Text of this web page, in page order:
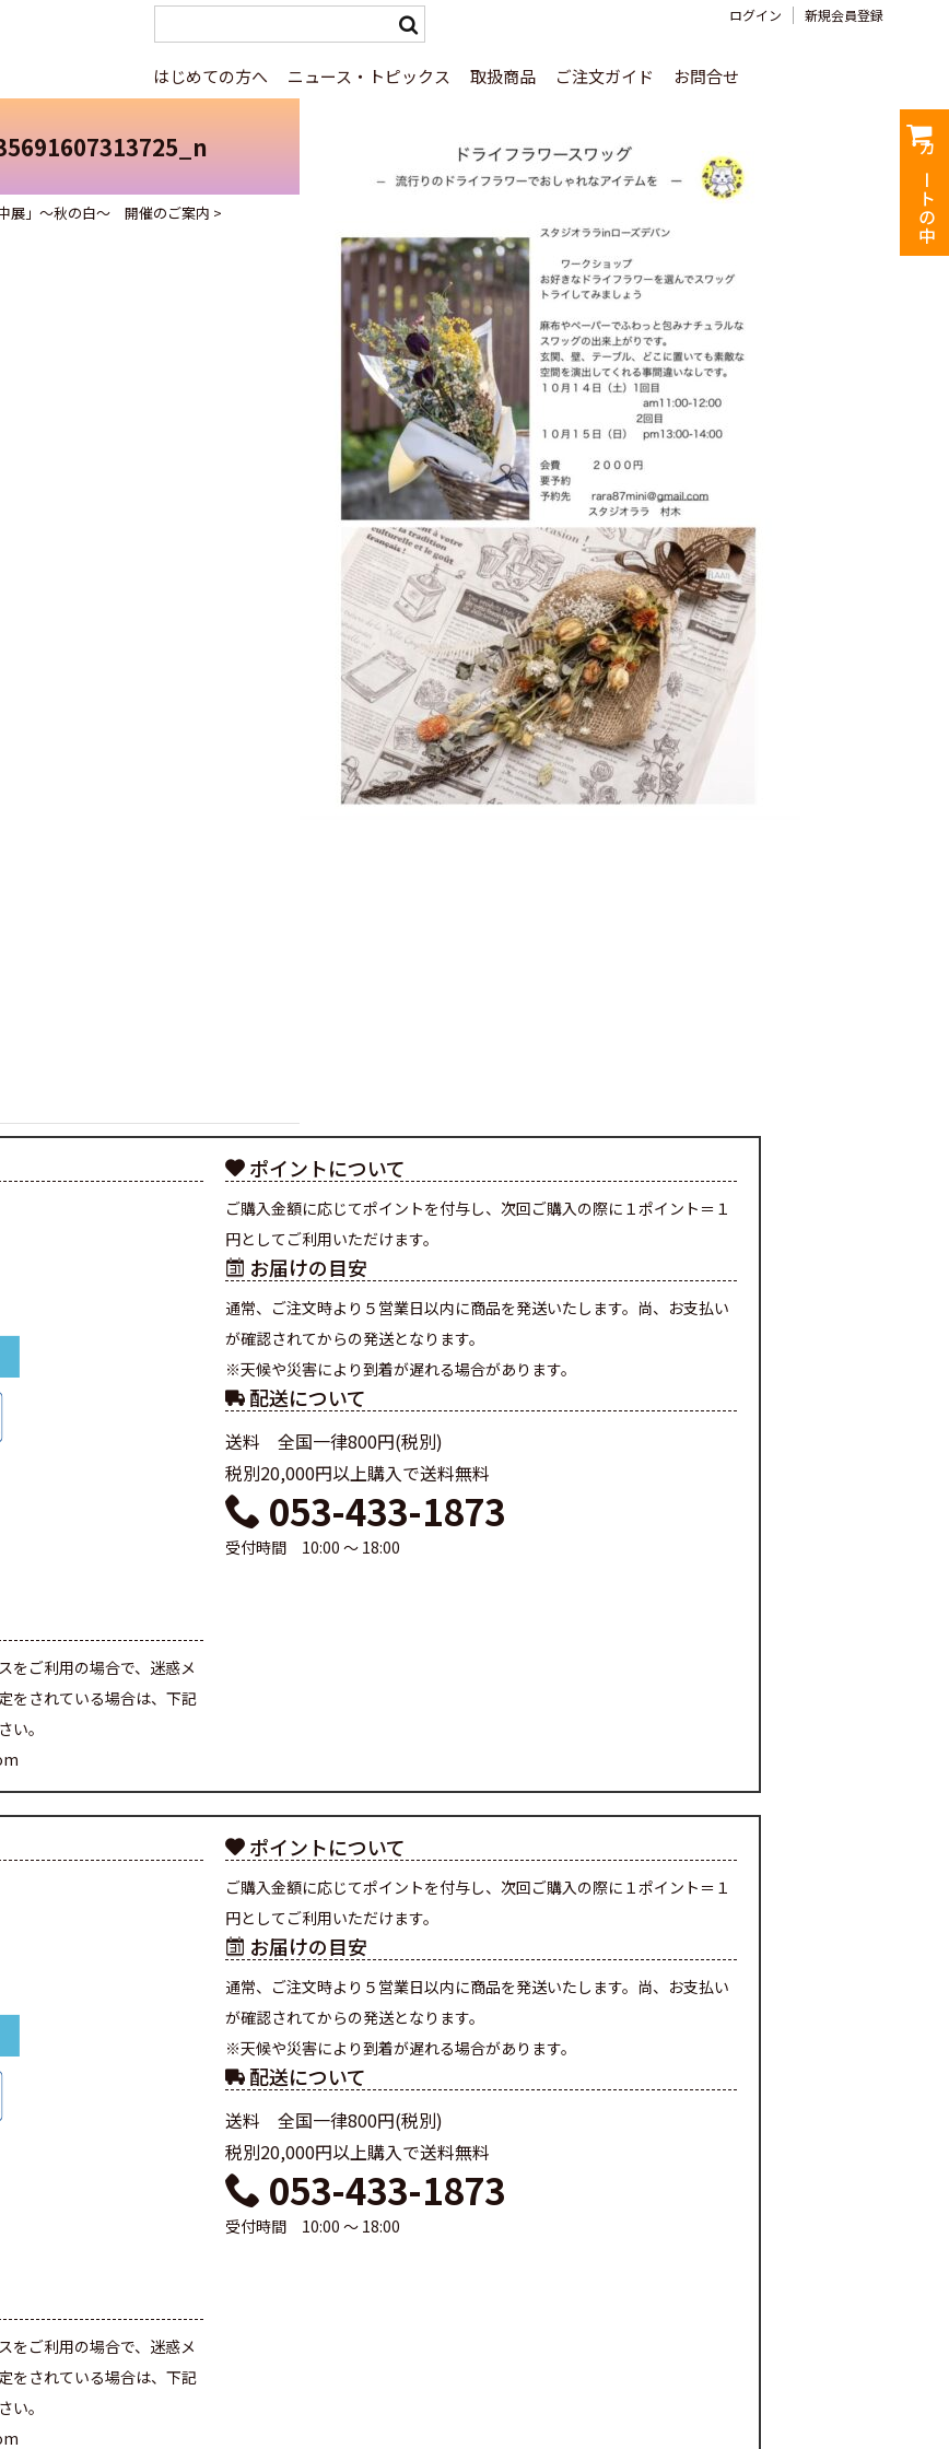
はじめての方へ ニュース・トピックス 取扱商品 ご注文ガイド お問合せ
ログイン 新規会員登録
カートの中
」～秋の白～ 開催のご案内 >
をご利用の場合で、迷惑メ
をされている場合は、下記
い。
ポイントについて
ご購入金額に応じてポイントを付与し、次回ご購入の際に１ポイント＝１
円としてご利用いただけます。
お届けの目安
通常、ご注文時より５営業日以内に商品を発送いたします。尚、お支払い
が確認されてからの発送となります。
※天候や災害により到着が遅れる場合があります。
配送について
送料 全国一律800円(税別)
税別20,000円以上購入で送料無料
053-433-1873
受付時間 10:00 ～ 18:00
をご利用の場合で、迷惑メ
をされている場合は、下記
い。
ポイントについて
ご購入金額に応じてポイントを付与し、次回ご購入の際に１ポイント＝１
円としてご利用いただけます。
お届けの目安
通常、ご注文時より５営業日以内に商品を発送いたします。尚、お支払い
が確認されてからの発送となります。
※天候や災害により到着が遅れる場合があります。
配送について
送料 全国一律800円(税別)
税別20,000円以上購入で送料無料
053-433-1873
受付時間 10:00 ～ 18:00